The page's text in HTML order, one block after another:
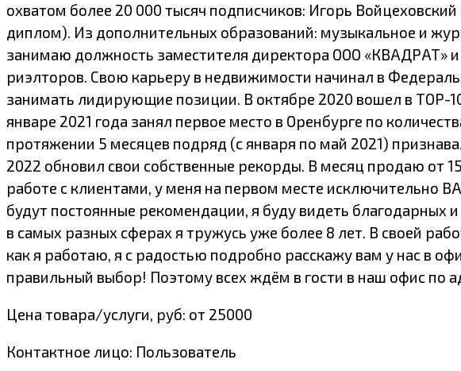
охватом более 20 000 тысяч подписчиков: Игорь
диплом). Из дополнительных образований: музыкальное и
занимаю должность заместителя директора ООО «КВАДРАТ»
риэлторов. Свою карьеру в недвижимости начинал в
занимать лидирующие позиции. В октябре 2020 вошел в TOP-
январе 2021 года занял первое место в Оренбурге по
протяжении 5 месяцев подряд (с января по май 2021)
2022 обновил свои собственные рекорды. В месяц продаю от
работе с клиентами, у меня на первом месте исключительно
будут постоянные рекомендации, я буду видеть благодарных
в самых разных сферах я тружусь уже более 8 лет. В своей
как я работаю, я с радостью подробно расскажу вам у нас в
правильный выбор! Поэтому всех ждём в гости в наш офис по
Цена товара/услуги, руб: от 25000
Контактное лицо: Пользователь